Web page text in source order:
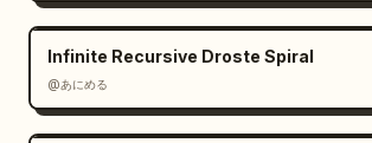
Infinite Recursive Droste Spiral
@あにめる